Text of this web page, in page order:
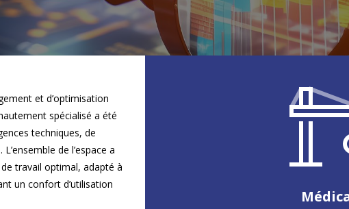
et d’optimisation
spécialisé a été
techniques, de
de l’espace a
travail optimal, adapté à
un confort d’utilisation